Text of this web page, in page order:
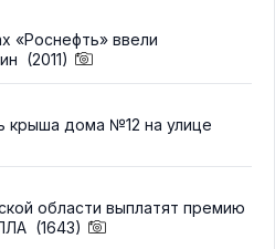
«Роснефть» ввели
(2011)
крыша дома №12 на улице
области выплатят премию
(1643)